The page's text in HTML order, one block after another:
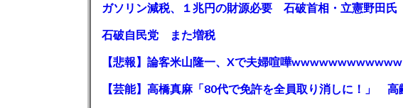
石破自民党 また増税
【悲報】論客米山隆一、Xで夫婦喧嘩wwwwwwwwwwww